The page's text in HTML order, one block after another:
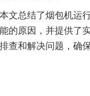
本文总结了烟包机运
的原因，并提供了
查和解决问题，确